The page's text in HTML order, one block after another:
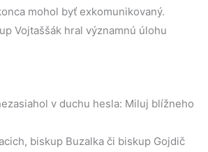
mohol byť exkomunikovaný.
Vojtaššák hral významnú úlohu
v duchu hesla: Miluj blížneho
biskup Buzalka či biskup Gojdič